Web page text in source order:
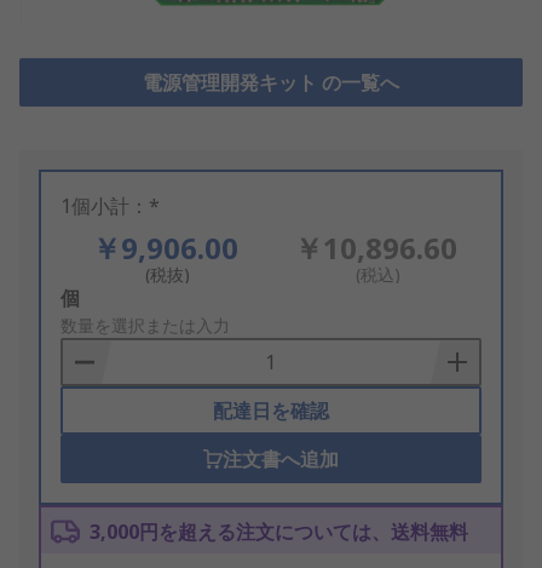
電源管理開発キット の一覧へ
1個小計：*
￥9,906.00
(税抜)
￥10,896.60
(税込)
Add
to
Basket
個
数量を選択または入力
配達日を確認
注文書へ追加
3,000円を超える注文については、送料無料